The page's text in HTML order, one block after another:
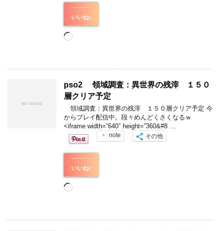
いいね:
読
み
pso2 領域調査：異世界の残滓 １５０
層クリア予定
領域調査：異世界の残滓 １５０層クリア予定 今
からプレイ配信中。段々めんどくさくなるｗ
<iframe width=”640″ height=”360&#8 …
note その他
いいね:
読
み